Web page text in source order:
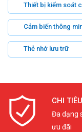
Thiết bị kiểm soát
Cảm biến thông
Thẻ nhớ lưu trữ
CHI
Đa dạng
ưu đãi